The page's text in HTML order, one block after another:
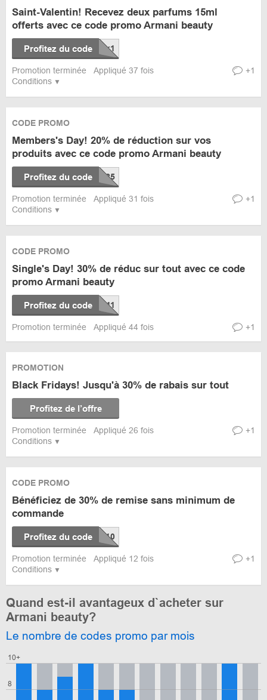
Conditions
Saint-Valentin! Recevez deux parfums 15ml
offerts avec ce code promo Armani beauty
Profitez du code
Promotion terminée Appliqué 37 fois +1
Conditions
CODE PROMO
Members's Day! 20% de réduction sur vos
produits avec ce code promo Armani beauty
Profitez du code
Promotion terminée Appliqué 31 fois +1
CODE PROMO
Single's Day! 30% de réduc sur tout avec ce code
promo Armani beauty
Profitez du code
Promotion terminée Appliqué 44 fois +1
Conditions
PROMOTION
Black Fridays! Jusqu'à 30% de rabais sur tout
Profitez de l’offre
Promotion terminée Appliqué 26 fois +1
Conditions
CODE PROMO
Bénéficiez de 30% de remise sans minimum de
commande
Profitez du code
Promotion terminée Appliqué 12 fois +1
Quand est-il avantageux d`acheter sur
Armani beauty?
Le nombre de codes promo par mois
8
10+